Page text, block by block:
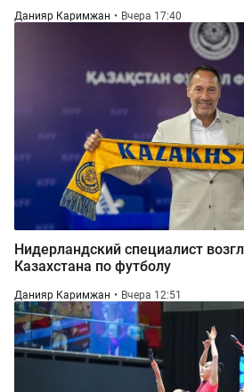
Данияр Каримжан Вчера 17:40
Нидерландский специалист
Казахстана по футболу
Данияр Каримжан Вчера 12:51